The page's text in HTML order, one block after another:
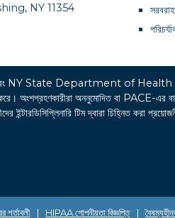
NY 11354
এবং NY State Department of
অননুমোদিত বা PACE-এর
টিম দ্বারা চিহ্নিত করা
শর্তাবলী | HIPAA গোপনীয়তা বিজ্ঞপ্তি |